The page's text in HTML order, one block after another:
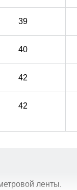
39
40
42
42
ленты.